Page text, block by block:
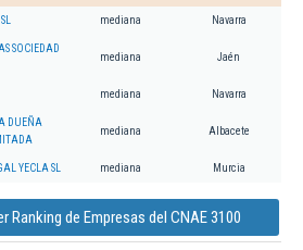
mediana Navarra
SOCIEDAD
mediana Jaén
mediana Navarra
DUEÑA
mediana Albacete
YECLA SL mediana Murcia
Ranking de Empresas del CNAE 3100